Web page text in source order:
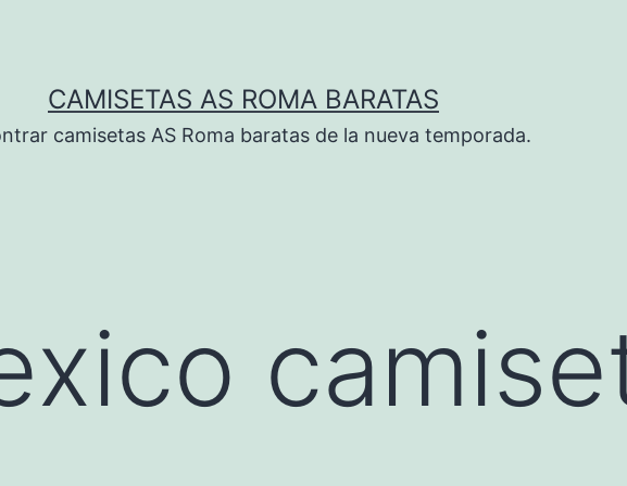
CAMISETAS AS ROMA BARATAS
camisetas AS Roma baratas de la nueva temporada.